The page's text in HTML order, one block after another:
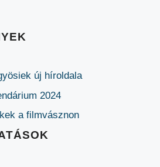
új híroldala
2024
a filmvásznon